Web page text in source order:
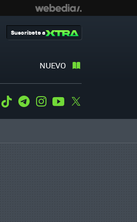
NUEVO
Suscríbete a
WhatsApp
Tiktok TelegramInstagramYoutube